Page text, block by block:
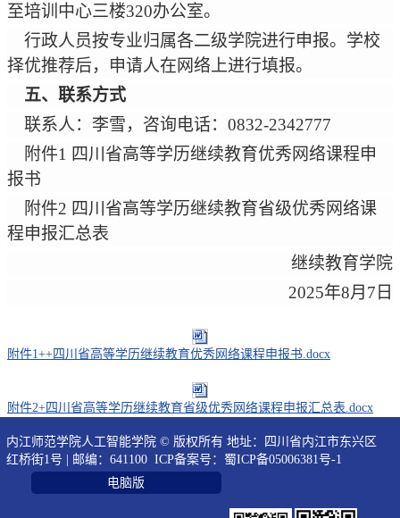
至培训中心三楼320办公室。
行政人员按专业归属各二级学院进行申报。学校
择优推荐后，申请人在网络上进行填报。
五、联系方式
联系人：李雪，咨询电话： 0832-2342777
附件1 四川省高等学历继续教育优秀网络课程申
报书
附件2 四川省高等学历继续教育省级优秀网络课
程申报汇总表
继续教育学院
2025年8月 7 日
附件1++四川省高等学历继续教育优秀网络课程申报书.docx
附件2+四川省高等学历继续教育省级优秀网络课程申报汇总表.docx
内江师范学院人工智能学院 © 版权所有 地址：四川省内江市东兴区
红桥街1号 | 邮编：641100 ICP备案号： 蜀ICP备05006381号-1
电脑版